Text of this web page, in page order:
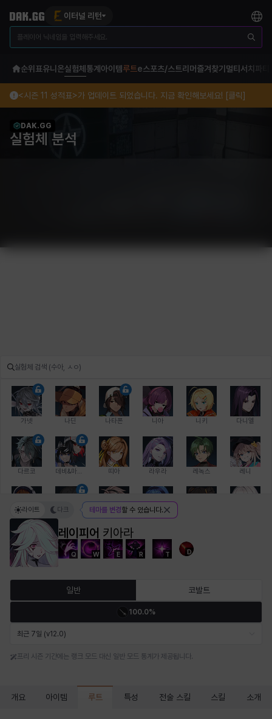
이터널 리턴
순위표유니온실험체 통계 아이템루트e스포츠/스트리머 즐겨찾기 멀티서치 파티
<시즌 11 성적표>가 업데이트 되었습니다. 지금 확인해보세요! [클릭]
DAK.GG
실험체 분석
가넷 나딘 나타폰 니아 니키 다니엘
다르코 띠아 라우라 레녹스 레니
레온 루크 르노어
바바라 버니스 블레어 비앙카 비형 샬럿
레이피어 키아라
Q W E R T D
라이트 다크 테마를 변경할 수 있습니다.
일반 코발트
100.0%
최근 7일 (v12.0)
프리 시즌 기간에는 랭크 모드 대신 일반 모드 통계가 제공됩니다.
개요 아이템 루트 특성 전술 스킬 스킬 소개